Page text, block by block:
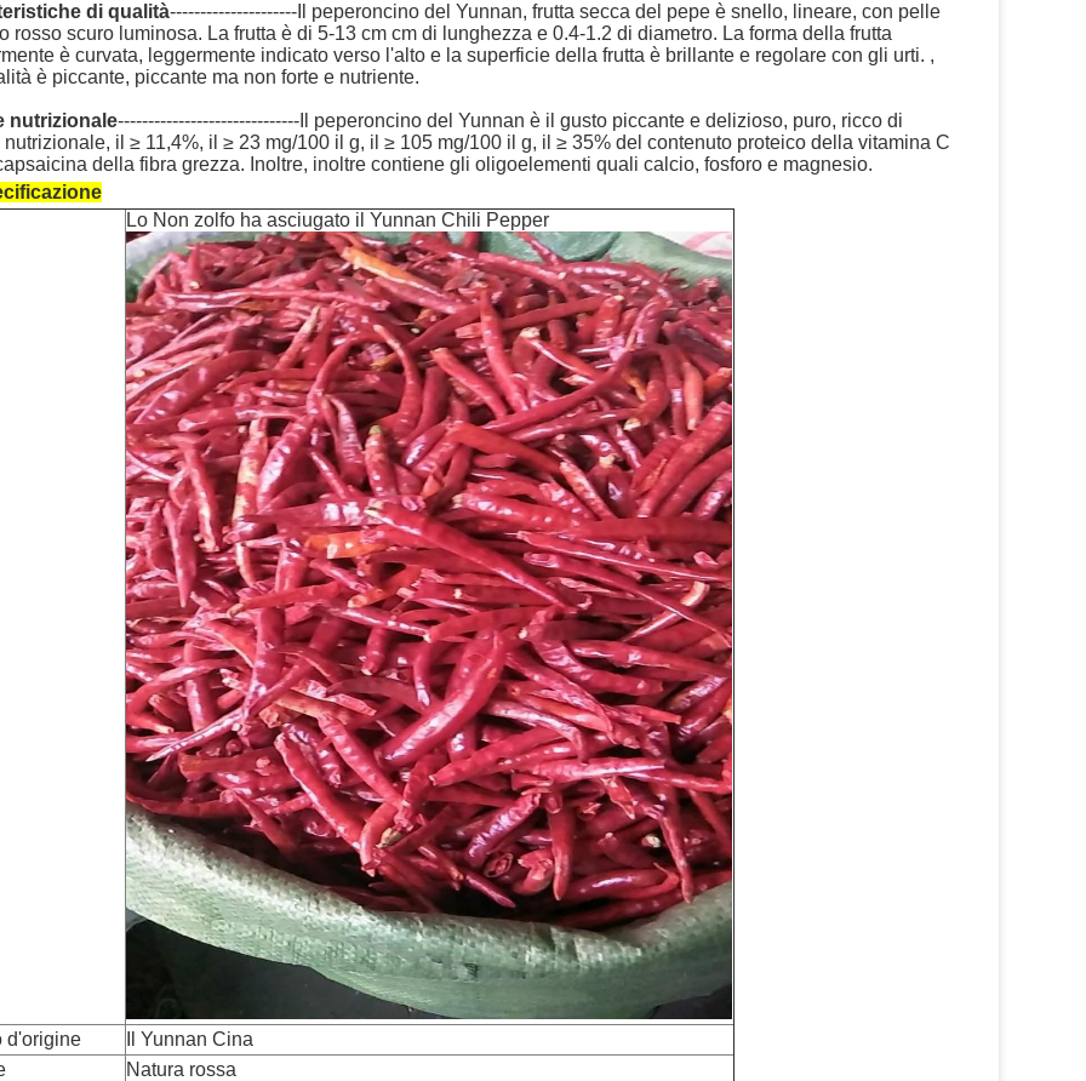
di qualità---------------------Il peperoncino del Yunnan, frutta secca del pepe è snello, lineare, con pelle
rosso scuro luminosa. La frutta è di 5-13 cm cm di lunghezza e 0.4-1.2 di diametro. La forma della frutta
è curvata, leggermente indicato verso l'alto e la superficie della frutta è brillante e regolare con gli urti. ,
è piccante, piccante ma non forte e nutriente.
nutrizionale------------------------------ Il peperoncino del Yunnan è il gusto piccante e delizioso, puro, ricco di
nutrizionale, il ≥ 11,4%, il ≥ 23 mg/100 il g, il ≥ 105 mg/100 il g, il ≥ 35% del contenuto proteico della vitamina C
della fibra grezza. Inoltre, inoltre contiene gli oligoelementi quali calcio, fosforo e magnesio.
Lo Non zolfo ha asciugato il Yunnan Chili Pepper
d'origine
Il Yunnan Cina
Natura rossa